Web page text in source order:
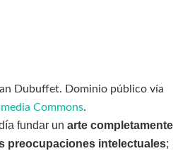
Dubuffet. Dominio público vía
Commons.
fundar un arte completamente
preocupaciones intelectuales;